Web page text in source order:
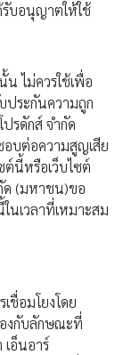
รับอนุญาตให้ใช้
ไม่ควรใช้เพื่อ
ประกันความถูก
โปรดักส์ จำกัด
บต่อความสูญเสีย
ต์นี้หรือเว็บไซต์
ด (มหาชน)ขอ
นเวลาที่เหมาะสม
ชื่อมโยงโดย
งกับลักษณะที่
เอ็นอาร์